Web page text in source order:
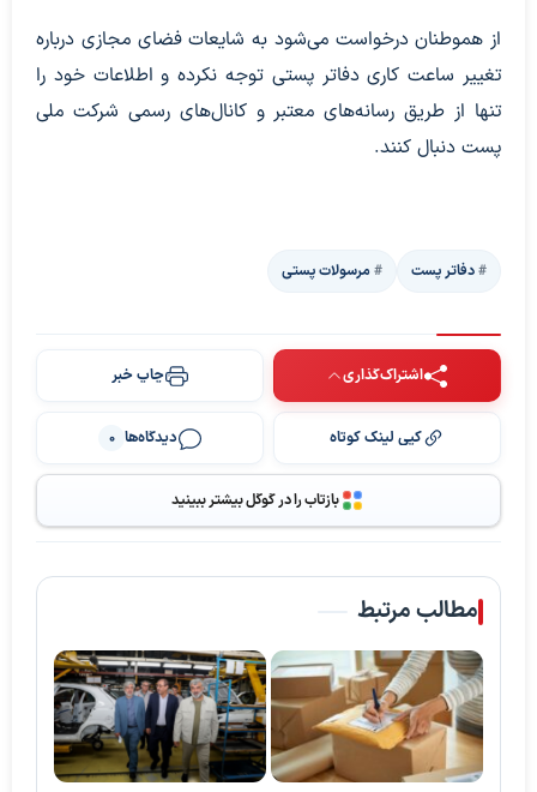
از هموطنان درخواست می‌شود به شایعات فضای مجازی درباره
تغییر ساعت کاری دفاتر پستی توجه نکرده و اطلاعات خود را
تنها از طریق رسانه‌های معتبر و کانال‌های رسمی شرکت ملی
پست دنبال کنند.
دفاتر پست مرسولات پستی
اشتراک‌گذاری چاپ خبر
کپی لینک کوتاه دیدگاه‌ها 0
بازتاب را در گوگل بیشتر ببینید
مطالب مرتبط